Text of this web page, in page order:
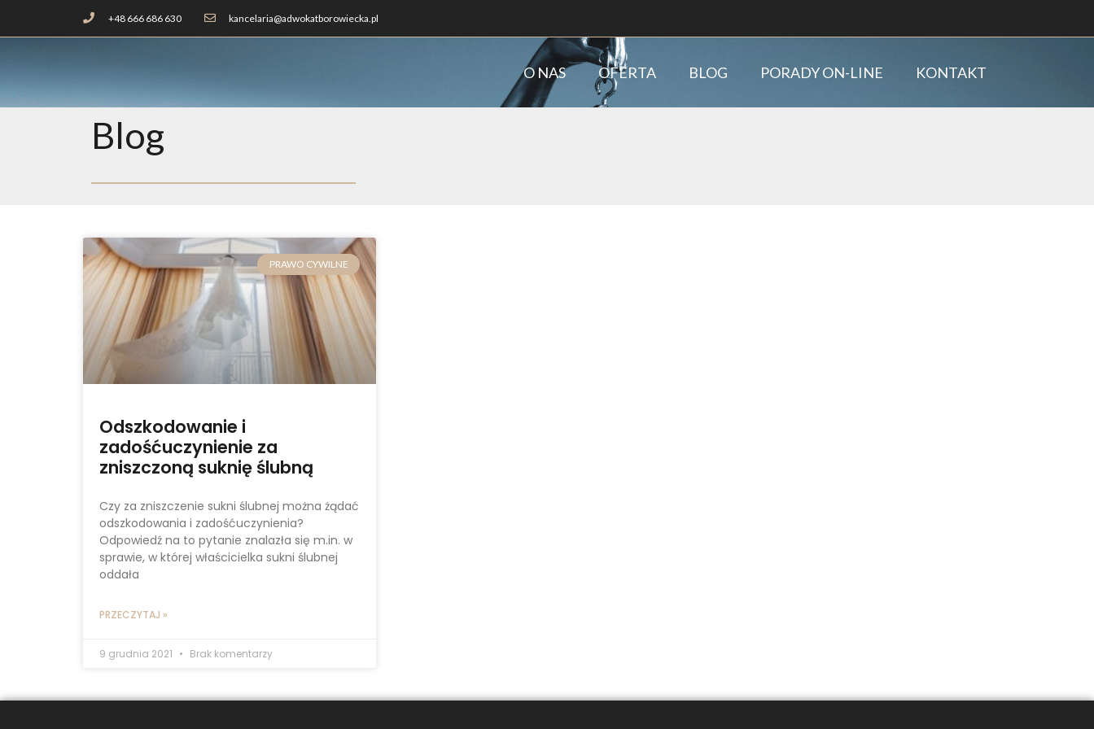
+48 666 686 630 kancelaria@adwokatborowiecka.pl
O NAS OFERTA BLOG PORADY ON-LINE KONTAKT
Blog
PRAWO CYWILNE
Odszkodowanie i
zadośćuczynienie za
zniszczoną suknię ślubną
Czy za zniszczenie sukni ślubnej można żądać
odszkodowania i zadośćuczynienia?
Odpowiedź na to pytanie znalazła się m.in. w
sprawie, w której właścicielka sukni ślubnej
oddała
PRZECZYTAJ »
9 grudnia 2021 Brak komentarzy